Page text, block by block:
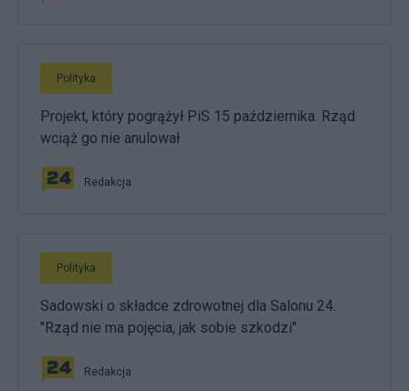
Polityka
Projekt, który pogrążył PiS 15 października. Rząd
wciąż go nie anulował
Redakcja
Polityka
Sadowski o składce zdrowotnej dla Salonu 24.
"Rząd nie ma pojęcia, jak sobie szkodzi"
Redakcja